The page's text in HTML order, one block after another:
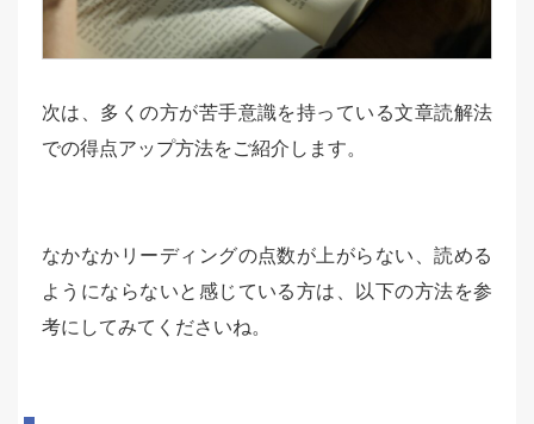
次は、多くの方が苦手意識を持っている文章読解法
での得点アップ方法をご紹介します。
なかなかリーディングの点数が上がらない、読める
ようにならないと感じている方は、以下の方法を参
考にしてみてくださいね。